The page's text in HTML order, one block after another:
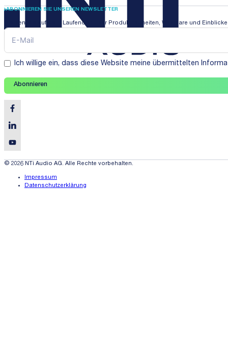
ABONNIEREN SIE UNSEREN NEWSLETTER
Bleiben Sie auf dem Laufenden über Produktneuheiten, Webinare und
Ich willige ein, dass diese Website meine übermittelten
Abonnieren
© 2026 NTi Audio AG. Alle Rechte vorbehalten.
Impressum
Datenschutzerklärung